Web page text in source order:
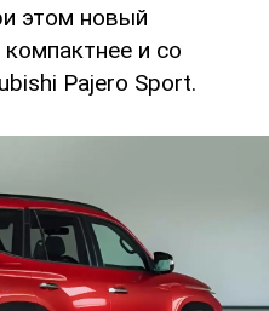
этом новый
и со
Pajero Sport.